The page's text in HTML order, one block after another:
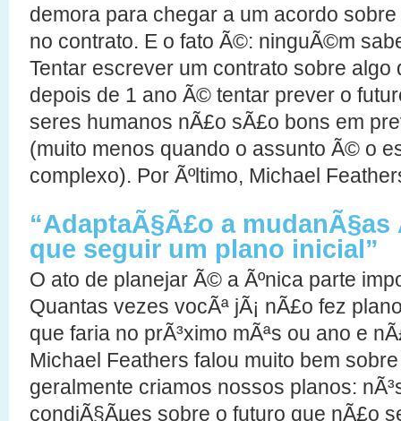
demora para chegar a um acordo
no contrato. E o fato Ã©: ninguÃ©m
Tentar escrever um contrato sobre algo
depois de 1 ano Ã© tentar prever o
seres humanos nÃ£o sÃ£o bons em
(muito menos quando o assunto Ã© o
complexo). Por Ãºltimo, Michael
“AdaptaÃ§Ã£o a
que seguir um plano inicial”
O ato de planejar Ã© a Ãºnica parte
Quantas vezes vocÃª jÃ¡ nÃ£o fez
que faria no prÃ³ximo mÃªs ou ano e
Michael Feathers falou muito bem
geralmente criamos nossos planos:
condiÃ§Ãµes sobre o futuro que nÃ£o